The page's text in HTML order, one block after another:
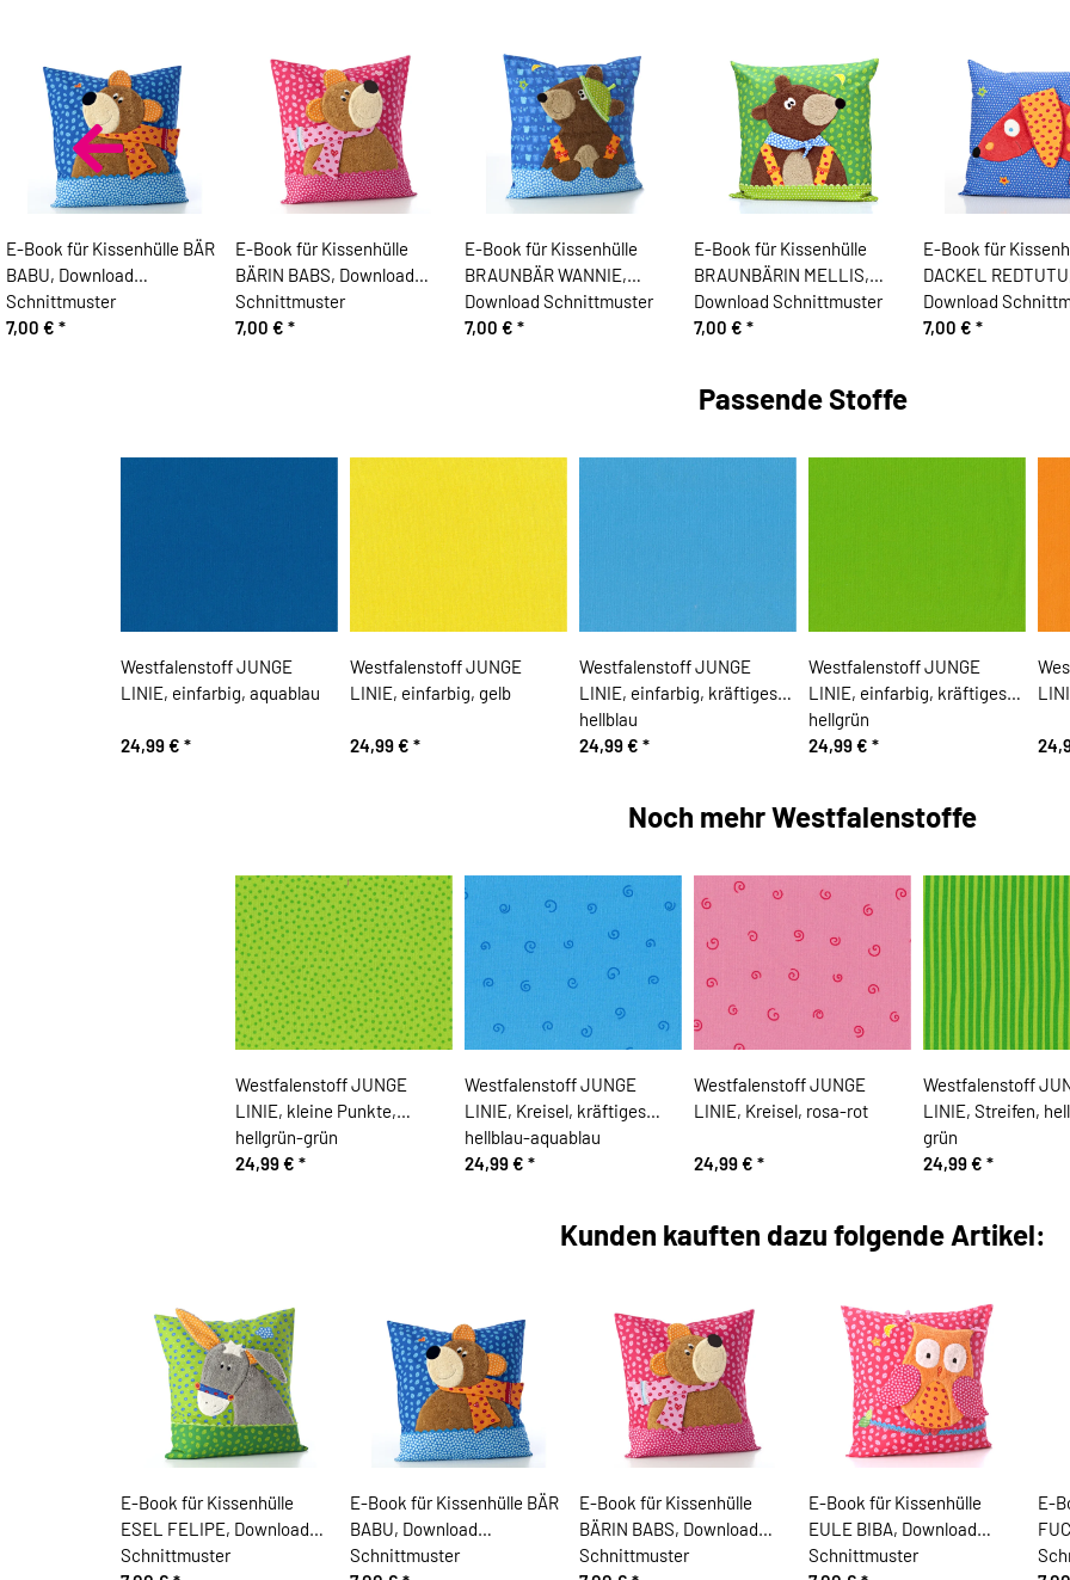
E-Book für Kissenhülle BÄR
BABU, Download
Schnittmuster
7,00 € *
E-Book für Kissenhülle
BÄRIN BABS, Download
Schnittmuster
7,00 € *
E-Book für Kissenhülle
BRAUNBÄR WANNIE,
Download Schnittmuster
7,00 € *
E-Book für Kissenhülle
BRAUNBÄRIN MELLIS,
Download Schnittmuster
7,00 € *
E-Book für
DACKEL
Download
7,00 € *
Passende Stoffe
Westfalenstoff JUNGE
LINIE, einfarbig, aquablau
24,99 € *
Westfalenstoff JUNGE
LINIE, einfarbig, gelb
24,99 € *
Westfalenstoff JUNGE
LINIE, einfarbig, kräftiges
hellblau
24,99 € *
Westfalenstoff JUNGE
LINIE, einfarbig, kräftiges
hellgrün
24,99 € *
Noch mehr Westfalenstoffe
Westfalenstoff JUNGE
LINIE, kleine Punkte,
hellgrün-grün
24,99 € *
Westfalenstoff JUNGE
LINIE, Kreisel, kräftiges
hellblau-aquablau
24,99 € *
Westfalenstoff JUNGE
LINIE, Kreisel, rosa-rot
24,99 € *
Westfalenstoff
LINIE, Streifen,
grün
24,99 € *
Kunden kauften dazu folgende Artikel:
E-Book für Kissenhülle
ESEL FELIPE, Download
Schnittmuster
E-Book für Kissenhülle BÄR
BABU, Download
Schnittmuster
E-Book für Kissenhülle
BÄRIN BABS, Download
Schnittmuster
E-Book für Kissenhülle
EULE BIBA, Download
Schnittmuster
E-